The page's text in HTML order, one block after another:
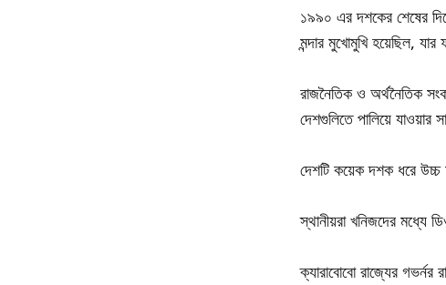
১৯৯০ এর দশকের শেষের
মন্দার মুখোমুখি হয়েছিল,
রাজনৈতিক ও অর্থনৈতিক
দেশগুলিতে পালিয়ে যাওয়ার
দেশটি কয়েক দশক ধরে উচ্চ
স্থানীয়রা খনিজদের মধ্যে
ক্যারাবোবো রাজ্যের গভর্নর